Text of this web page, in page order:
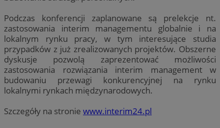
Podczas konferencji zaplanowane są prelekcje nt.
zastosowania interim managementu globalnie i na
lokalnym rynku pracy, w tym interesujące studia
przypadków z już zrealizowanych projektów. Obszerne
dyskusje pozwolą zaprezentować możliwości
zastosowania rozwiązania interim management w
budowaniu przewagi konkurencyjnej na rynku
lokalnymi rynkach międzynarodowych.
Szczegóły na stronie www.interim24.pl